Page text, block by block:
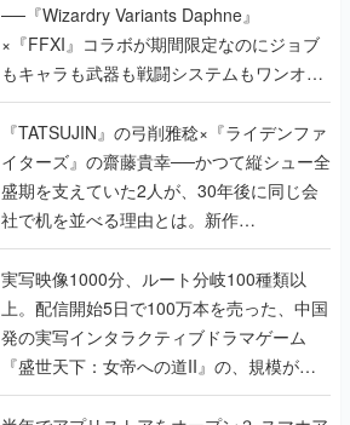
──『Wizardry Variants Daphne』
×『FFXI』コラボが期間限定なのにジョブ
もキャラも武器も戦闘システムもワンオフ
で作り込まれた理由を両ディレクターに聞
く
『TATSUJIN』の弓削雅稔×『ライデンファ
イターズ』の齋藤貴幸──かつて縦シュー全
盛期を支えていた2人が、30年後に同じ会
社で机を並べる理由とは。新作
『TATSUJIN EXTREME』で初タッグを組
んだレジェンド2人に訊く開発秘話
実写映像1000分、ルート分岐100種類以
上。配信開始5日で100万本を売った、中国
発の実写インタラクティブドラマゲーム
『盛世天下：女帝への道II』の、規模が違
うこだわりをプロデューサーに聞いた